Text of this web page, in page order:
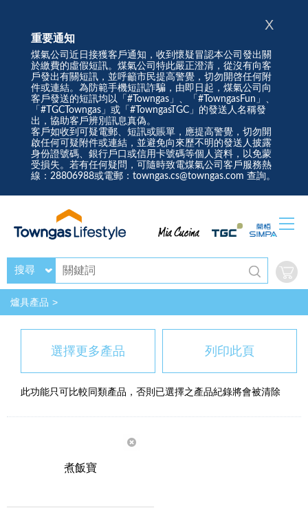
重要通知
煤氣公司近日接獲客戶通知，收到懷疑冒認本公司發出關
於繳費的虛假短訊。煤氣公司特此嚴正澄清，從沒有向客
戶發出有關短訊，並呼籲市民提高警覺，切勿開啓任何附
件或連結。為防範手機短訊詐騙，由即日起，煤氣公司向
客戶發送的短訊均以「#Towngas」、「#TowngasFun」、
「#TGCTowngas」或「#TowngasTGC」的發送人名稱發
出，協助客戶辨別訊息真偽。
客戶如收到可疑電郵、短訊或賬單，應提高警覺，切勿開
啟任何可疑附件或連結，並避免向來歷不明的發送人披露
身份證號碼、銀行戶口或信用卡號碼等個人資料，以免蒙
受損失。若有任何疑問，可隨時致電煤氣公司客戶服務熱
線：28806988或電郵：towngas.cs@towngas.com 查詢。
X
搜尋
爐具產品
選擇更多產品 列印此頁
此功能只可比較同類產品，否則已選擇之產品紀錄將會被清除
煮飯寶